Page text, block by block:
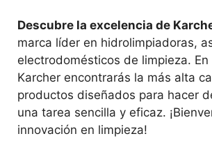
Descubre la excelencia de
marca líder en hidrolimpiadoras,
electrodomésticos de limpieza. En
Karcher encontrarás la más alta
productos diseñados para hacer
una tarea sencilla y eficaz.
innovación en limpieza!